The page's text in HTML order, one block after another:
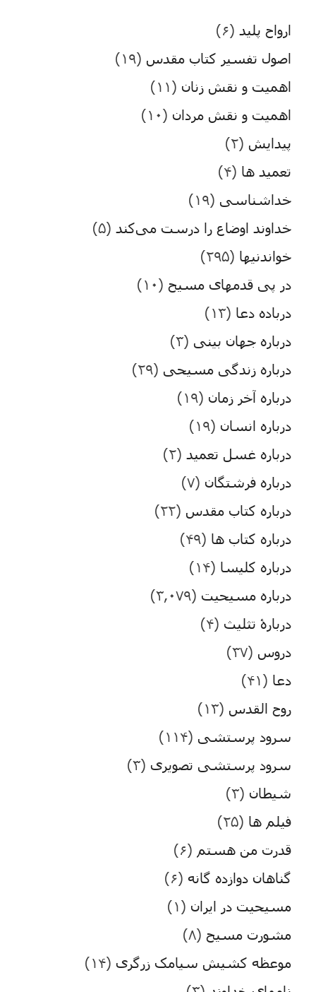
ارواح پلید (۶)
اصول تفسیر کتاب مقدس (۱۹)
اهمیت و نقش زنان (۱۱)
اهمیت و نقش مردان (۱۰)
پیدایش (۲)
تعمید ها (۴)
خداشناسی (۱۹)
خداوند اوضاع را درست می‌کند (۵)
خواندنیها (۲۹۵)
در پی قدمهای مسیح (۱۰)
درباده دعا (۱۳)
درباره جهان بینی (۳)
درباره زندگی مسیحی (۲۹)
درباره آخر زمان (۱۹)
درباره انسان (۱۹)
درباره غسل تعمید (۲)
درباره فرشتگان (۷)
درباره کتاب مقدس (۲۲)
درباره کتاب ها (۴۹)
درباره کلیسا (۱۴)
درباره مسیحیت (۳,۰۷۹)
دربارۀ تثلیث (۴)
دروس (۳۷)
دعا (۴۱)
روح القدس (۱۳)
سرود پرستشی (۱۱۴)
سرود پرستشی تصویری (۳)
شیطان (۳)
فیلم ها (۲۵)
قدرت من هستم (۶)
گناهان دوازده گانه (۶)
مسیحیت در ایران (۱)
مشورت مسیح (۸)
موعظه کشیش سیامک زرگری (۱۴)